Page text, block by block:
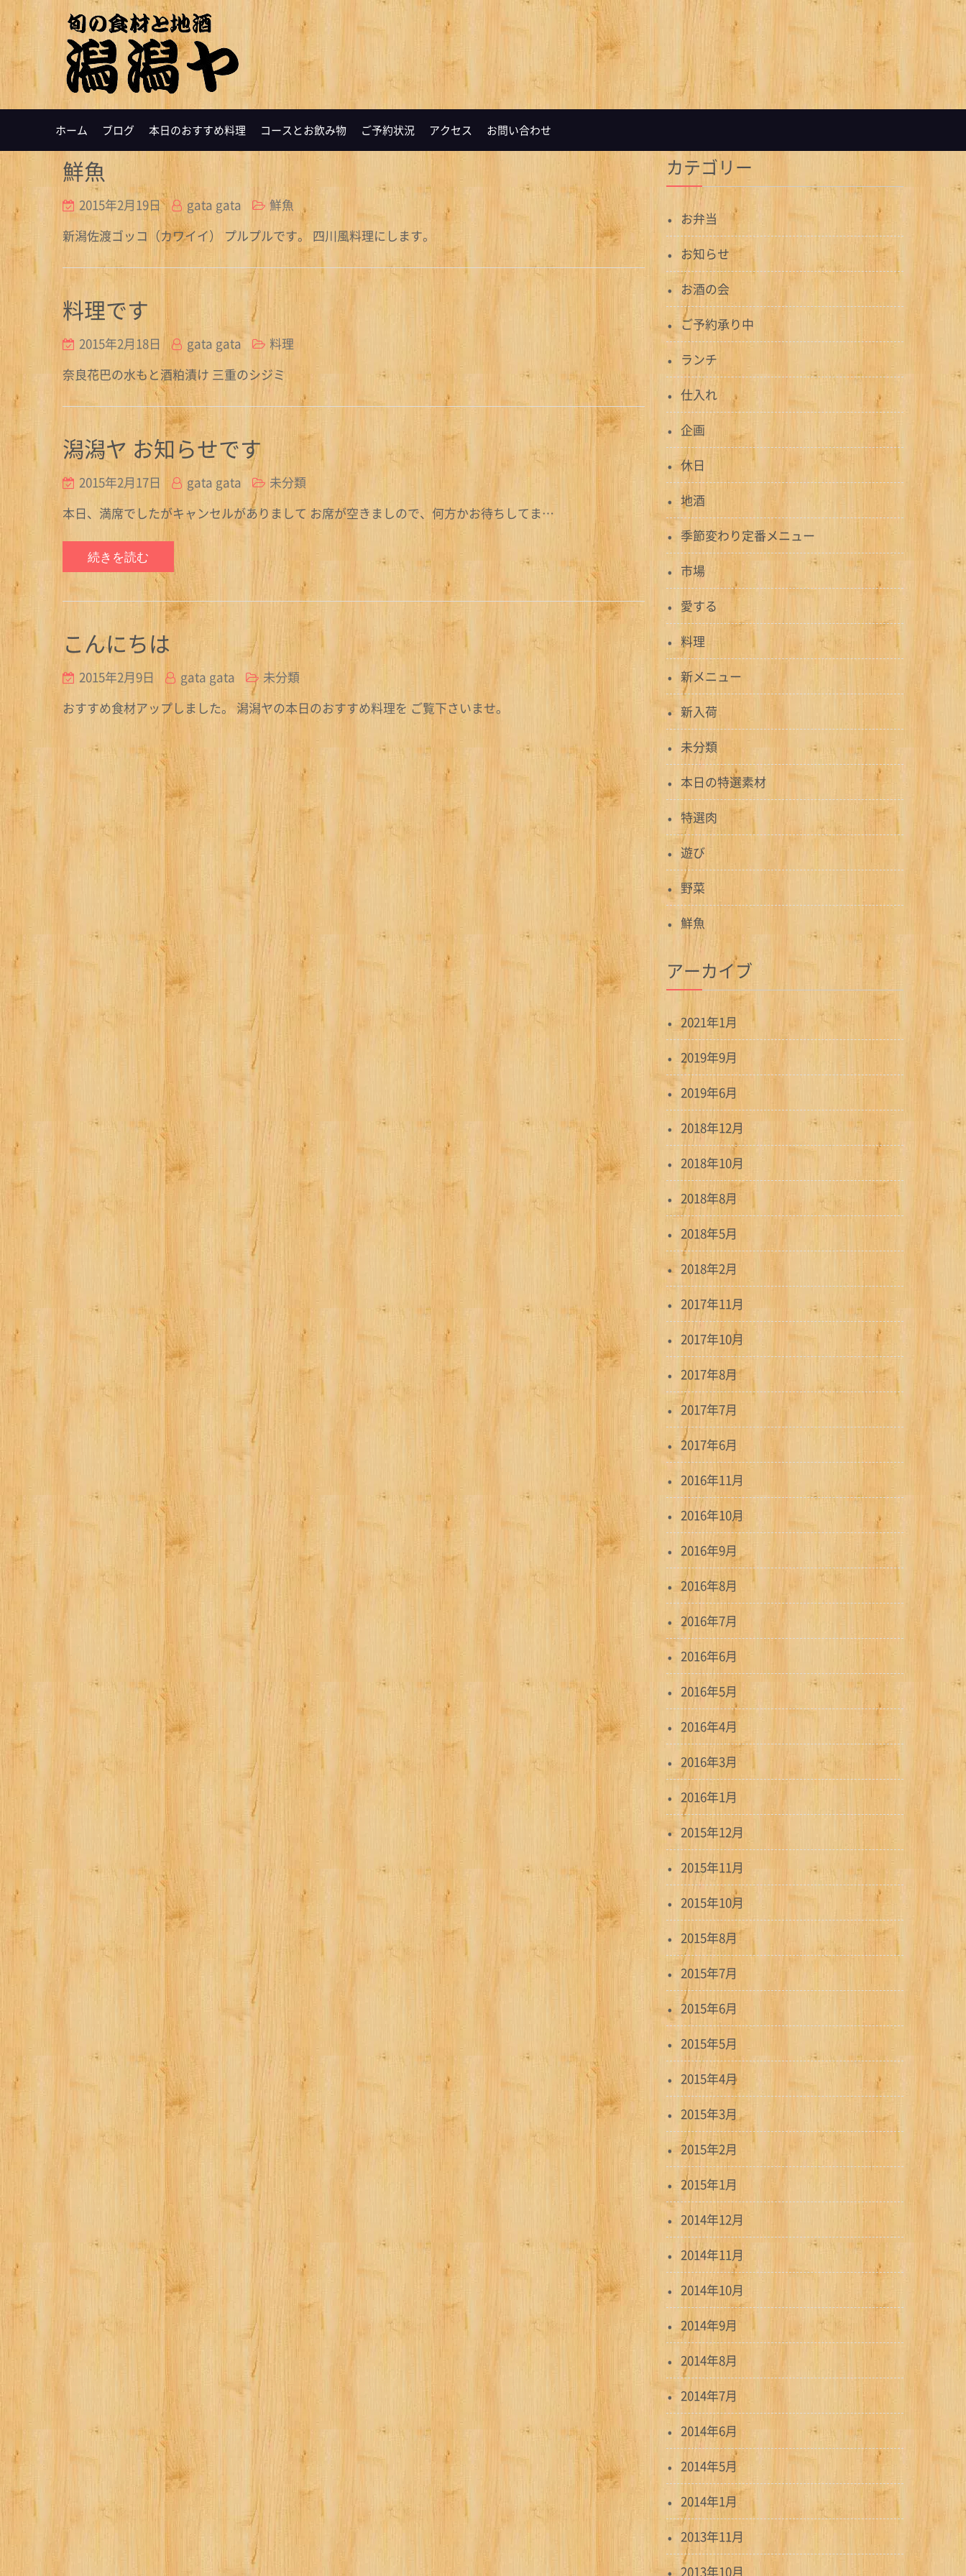
ホーム ブログ 本日のおすすめ料理 コースとお飲み物 ご予約状況 アクセス お問い合わせ
鮮魚
2015年2月19日 gata gata
鮮魚
新潟佐渡ゴッコ（カワイイ） プルプルです。 四川風料理にします。
料理です
2015年2月18日 gata gata
料理
奈良花巴の水もと酒粕漬け 三重のシジミ
潟潟ヤ お知らせです
2015年2月17日 gata gata
未分類
本日、満席でしたがキャンセルがありまして お席が空きましので、何方かお待ちしてま…
続きを読む
こんにちは
2015年2月9日 gata gata
未分類
おすすめ食材アップしました。 潟潟ヤの本日のおすすめ料理を ご覧下さいませ。
カテゴリー
お弁当
お知らせ
お酒の会
ご予約承り中
ランチ
仕入れ
企画
休日
地酒
季節変わり定番メニュー
市場
愛する
料理
新メニュー
新入荷
未分類
本日の特選素材
特選肉
遊び
野菜
鮮魚
アーカイブ
2021年1月
2019年9月
2019年6月
2018年12月
2018年10月
2018年8月
2018年5月
2018年2月
2017年11月
2017年10月
2017年8月
2017年7月
2017年6月
2016年11月
2016年10月
2016年9月
2016年8月
2016年7月
2016年6月
2016年5月
2016年4月
2016年3月
2016年1月
2015年12月
2015年11月
2015年10月
2015年8月
2015年7月
2015年6月
2015年5月
2015年4月
2015年3月
2015年2月
2015年1月
2014年12月
2014年11月
2014年10月
2014年9月
2014年8月
2014年7月
2014年6月
2014年5月
2014年1月
2013年11月
2013年10月